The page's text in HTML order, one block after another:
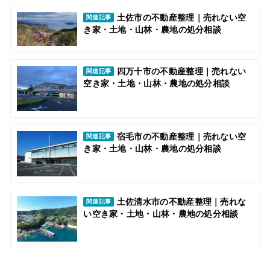
関連記事
土佐市の不動産整理｜売れない空
き家・土地・山林・農地の処分相談
関連記事
四万十市の不動産整理｜売れない
空き家・土地・山林・農地の処分相談
関連記事
宿毛市の不動産整理｜売れない空
き家・土地・山林・農地の処分相談
関連記事
土佐清水市の不動産整理｜売れな
い空き家・土地・山林・農地の処分相談